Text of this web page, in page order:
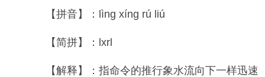
【拼音】：lìng xíng rú liú
【简拼】：lxrl
【解释】：指命令的推行象水流向下一样迅速